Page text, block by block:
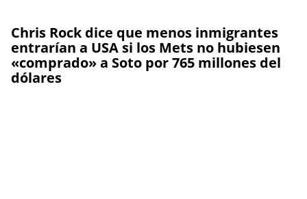
Chris Rock dice que menos inmigrantes
entrarían a USA si los Mets no hubiesen
«comprado» a Soto por 765 millones del
dólares